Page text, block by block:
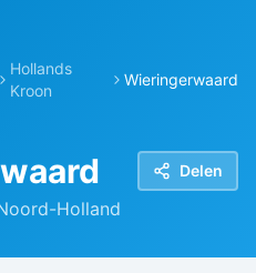
Hollands
Kroon
Wieringerwaard
Holland
Delen